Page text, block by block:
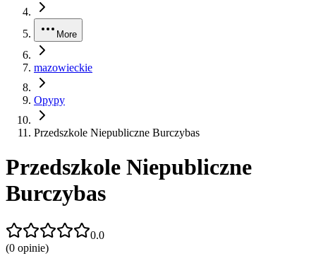
More
mazowieckie
Opypy
Przedszkole Niepubliczne Burczybas
Przedszkole Niepubliczne
Burczybas
0.0
(0 opinie)